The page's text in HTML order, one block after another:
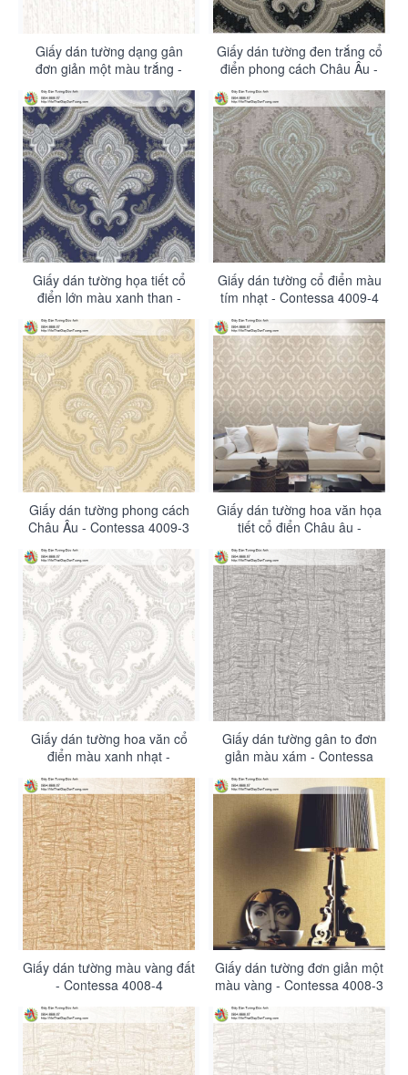
Giấy dán tường dạng gân
đơn giản một màu trắng -
Giấy dán tường đen trắng cổ
điển phong cách Châu Âu -
Giấy dán tường họa tiết cổ
điển lớn màu xanh than -
Contessa 4009-5
Giấy dán tường cổ điển màu
tím nhạt - Contessa 4009-4
Giấy dán tường phong cách
Châu Âu - Contessa 4009-3
Giấy dán tường hoa văn họa
tiết cổ điển Châu âu -
Giấy dán tường hoa văn cổ
điển màu xanh nhạt -
Contessa 4009-1
Giấy dán tường gân to đơn
giản màu xám - Contessa
4008-5
Giấy dán tường màu vàng đất
- Contessa 4008-4
Giấy dán tường đơn giản một
màu vàng - Contessa 4008-3